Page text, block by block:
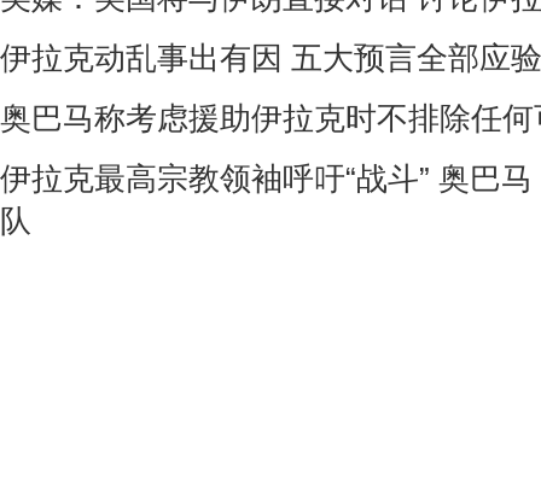
伊拉克动乱事出有因 五大预言全部应验
奥巴马称考虑援助伊拉克时不排除任
伊拉克最高宗教领袖呼吁“战斗” 奥巴
队